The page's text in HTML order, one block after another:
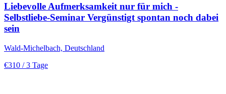
Liebevolle Aufmerksamkeit nur für mich -
Selbstliebe-Seminar Vergünstigt spontan noch dabei
sein
Wald-Michelbach, Deutschland
€310 / 3 Tage